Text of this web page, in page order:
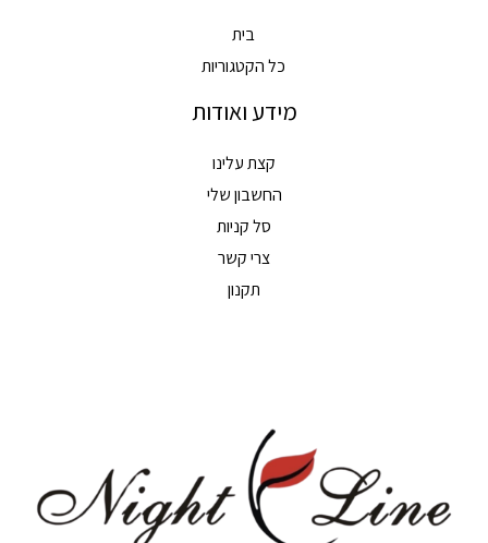
בית
כל הקטגוריות
מידע ואודות
קצת עלינו
החשבון שלי
סל קניות
צרי קשר
תקנון